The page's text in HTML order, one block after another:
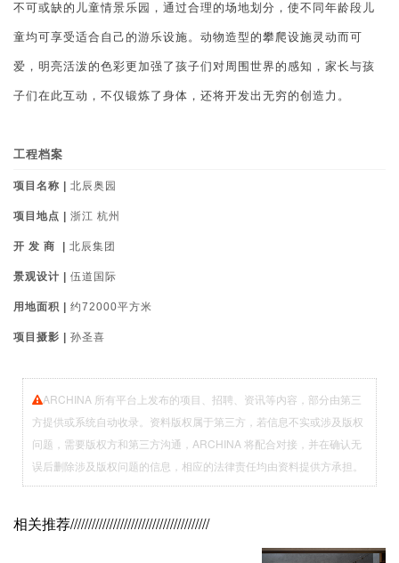
不可或缺的儿童情景乐园，通过合理的场地划分，使不同年龄段儿
童均可享受适合自己的游乐设施。动物造型的攀爬设施灵动而可
爱，明亮活泼的色彩更加强了孩子们对周围世界的感知，家长与孩
子们在此互动，不仅锻炼了身体，还将开发出无穷的创造力。
工程档案
项目名称 | 北辰奥园
项目地点 | 浙江 杭州
开 发 商 | 北辰集团
景观设计 | 伍道国际
用地面积 | 约72000平方米
项目摄影 | 孙圣喜
ARCHINA 所有平台上发布的项目、招聘、资讯等内容，部分由第三
方提供或系统自动收录。资料版权属于第三方，若信息不实或涉及版权
问题，需要版权方和第三方沟通，ARCHINA 将配合对接，并在确认无
误后删除涉及版权问题的信息，相应的法律责任均由资料提供方承担。
相关推荐///////////////////////////////////////